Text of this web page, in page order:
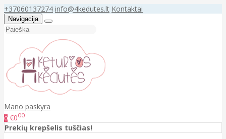
+37060137274 info@4kedutes.lt Kontaktai
Navigacija
Mano paskyra
0 €000
Prekių krepšelis tuščias!